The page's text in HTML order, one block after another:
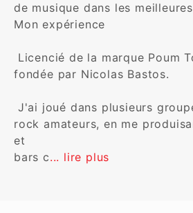
de musique dans les
Mon expérience
fondée par Nicolas Bastos.
rock amateurs, en me
et
bars c... lire plus